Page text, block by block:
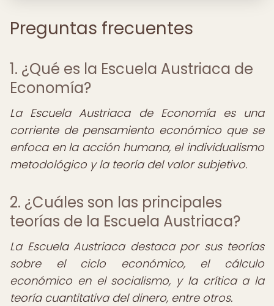
Preguntas frecuentes
1. ¿Qué es la Escuela Austriaca de
Economía?
La Escuela Austriaca de Economía es una
corriente de pensamiento económico que se
enfoca en la acción humana, el individualismo
metodológico y la teoría del valor subjetivo.
2. ¿Cuáles son las principales
teorías de la Escuela Austriaca?
La Escuela Austriaca destaca por sus teorías
sobre el ciclo económico, el cálculo
económico en el socialismo, y la crítica a la
teoría cuantitativa del dinero, entre otros.